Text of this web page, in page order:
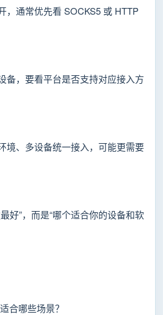
，通常优先看 SOCKS5 或 HTTP
备，要看平台是否支持对应接入方
境、多设备统一接入，可能更需要
好”，而是“哪个适合你的设备和软
合哪些场景？